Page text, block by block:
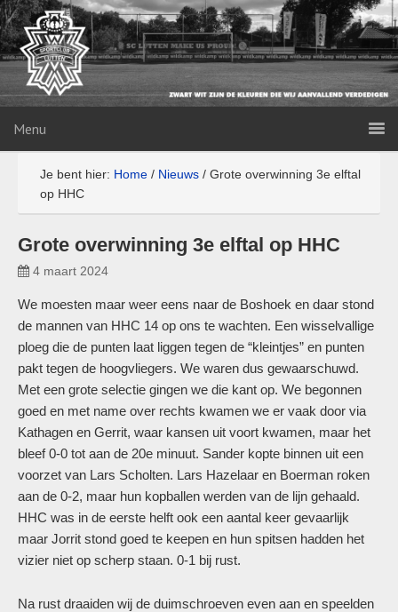
Menu
Je bent hier: Home / Nieuws / Grote overwinning 3e elftal
op HHC
Grote overwinning 3e elftal op HHC
4 maart 2024
We moesten maar weer eens naar de Boshoek en daar stond
de mannen van HHC 14 op ons te wachten. Een wisselvallige
ploeg die de punten laat liggen tegen de “kleintjes” en punten
pakt tegen de hoogvliegers. We waren dus gewaarschuwd.
Met een grote selectie gingen we die kant op. We begonnen
goed en met name over rechts kwamen we er vaak door via
Kathagen en Gerrit, waar kansen uit voort kwamen, maar het
bleef 0-0 tot aan de 20e minuut. Sander kopte binnen uit een
voorzet van Lars Scholten. Lars Hazelaar en Boerman roken
aan de 0-2, maar hun kopballen werden van de lijn gehaald.
HHC was in de eerste helft ook een aantal keer gevaarlijk
maar Jorrit stond goed te keepen en hun spitsen hadden het
vizier niet op scherp staan. 0-1 bij rust.
Na rust draaiden wij de duimschroeven even aan en speelden